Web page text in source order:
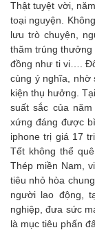
Thật tuyệt vời,
toại nguyện.
lưu trò chuyện,
thăm trúng
đồng như ti vi….
cùng ý nghĩa, nhờ
kiện thụ hưởng.
suất sắc của
xứng đáng được
iphone trị giá 17
Tết không thể
Thép miền Nam,
tiêu nhỏ hòa
người lao động,
nghiệp, đưa sức
là mục tiêu phấn